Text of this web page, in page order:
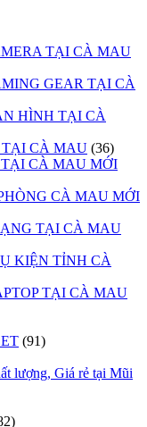
TẠI CÀ MAU
GEAR TẠI CÀ
HÌNH TẠI CÀ
TẠI CÀ MAU (36)
CÀ MAU MỚI
CÀ MAU MỚI
TẠI CÀ MAU
KIỆN TỈNH CÀ
TẠI CÀ MAU
(91)
lượng, Giá rẻ tại Mũi